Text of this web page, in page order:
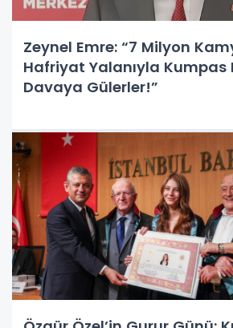
Zeynel Emre: “7 Milyon
Hafriyat Yalanıyla Kumpas
Davaya Gülerler!”